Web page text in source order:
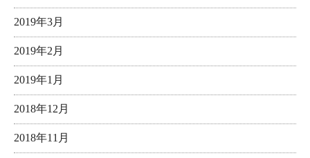
2019年3月
2019年2月
2019年1月
2018年12月
2018年11月